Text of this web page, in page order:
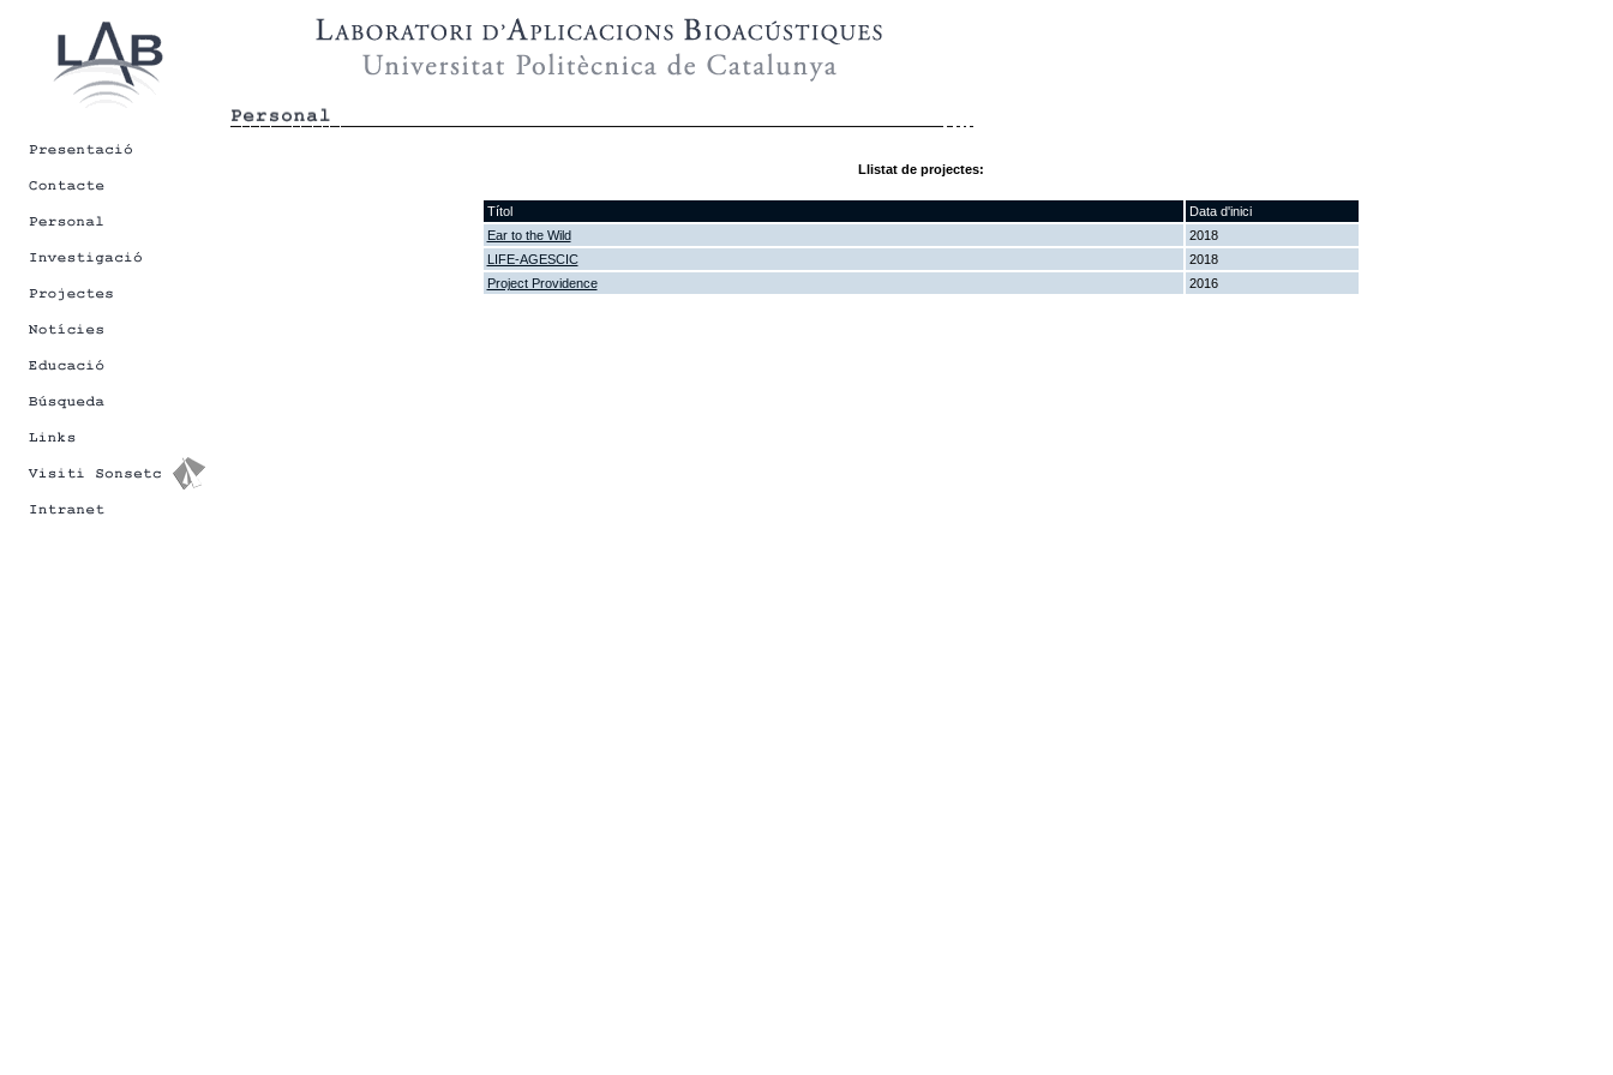
Llistat de projectes:
Títol
Data d'inici
Ear to the Wild
2018
LIFE-AGESCIC
2018
Project Providence
2016